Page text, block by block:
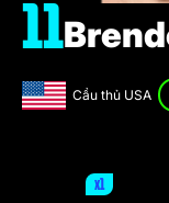
Cầu thủ USA
11
x1